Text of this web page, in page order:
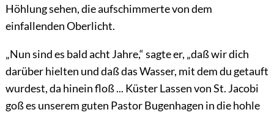
Höhlung sehen, die aufschimmerte von dem
einfallenden Oberlicht.
„Nun sind es bald acht Jahre,“ sagte er, „daß wir dich
darüber hielten und daß das Wasser, mit dem du getauft
wurdest, da hinein floß ... Küster Lassen von St. Jacobi
goß es unserem guten Pastor Bugenhagen in die hohle